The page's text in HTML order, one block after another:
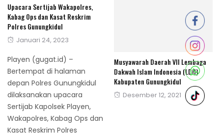
Upacara Sertijab Wakapolres,
Kabag Ops dan Kasat Reskrim
Polres Gunungkidul
Posted
Januari 24, 2023
Playen (gugat.id) –
Bertempat di halaman
depan Polres Gunungkidul
dilaksanakan upacara
Sertijab Kapolsek Playen,
Wakapolres, Kabag Ops dan
Kasat Reskrim Polres
Musyawarah Daerah VII Lembaga
Dakwah Islam Indonesia (LDII)
Kabupaten Gunungkidul
Posted
Desember 12, 2021